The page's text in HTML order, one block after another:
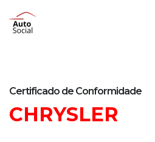
Certificado de Conformidade
CHRYSLER